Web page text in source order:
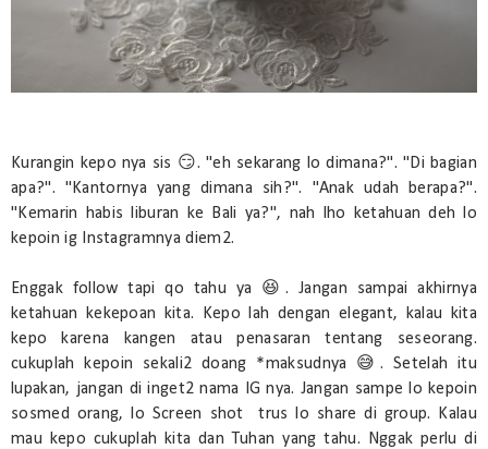
Kurangin kepo nya sis 😏. "eh sekarang lo dimana?". "Di bagian
apa?". "Kantornya yang dimana sih?". "Anak udah berapa?".
"Kemarin habis liburan ke Bali ya?", nah lho ketahuan deh lo
kepoin ig Instagramnya diem2.
Enggak follow tapi qo tahu ya 😆. Jangan sampai akhirnya
ketahuan kekepoan kita. Kepo lah dengan elegant, kalau kita
kepo karena kangen atau penasaran tentang seseorang.
cukuplah kepoin sekali2 doang *maksudnya 😅. Setelah itu
lupakan, jangan di inget2 nama IG nya. Jangan sampe lo kepoin
sosmed orang, lo Screen shot trus lo share di group. Kalau
mau kepo cukuplah kita dan Tuhan yang tahu. Nggak perlu di